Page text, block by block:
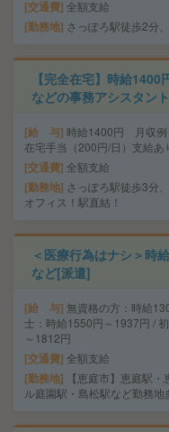
交通費 全額支給
勤務地 さっぽろ駅徒歩2分
【完全在宅】時給
などの事務アシスタン
給 与 時給1400円 月収
在宅手当（200円/日）支給あ
交通費 全額支給
勤務地 さっぽろ駅徒歩3分
オフィス！駅直結！
＜医療行為はナシ＞時
など[派遣]
給 与 無資格の方：時給
士：時給1550円～1937円 /
～1812円
交通費 全額支給
勤務地
【恵庭市】恵庭駅
ル庭園駅・島松駅など勤務地